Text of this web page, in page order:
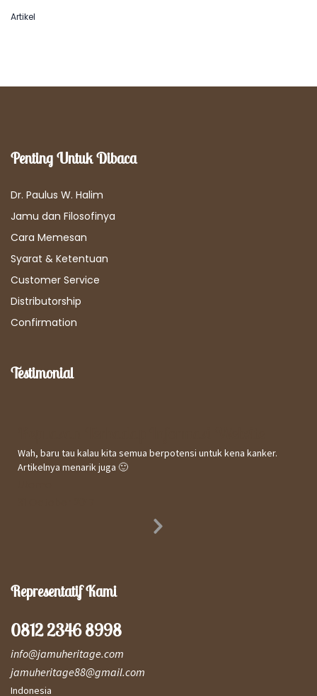
Artikel
Penting Untuk Dibaca
Dr. Paulus W. Halim
Jamu dan Filosofinya
Cara Memesan
Syarat & Ketentuan
Customer Service
Distributorship
Confirmation
Testimonial
Wah, baru tau kalau kita semua berpotensi untuk kena kanker.
Artikelnya menarik juga 🙂
Representatif Kami
0812 2346 8998
info@jamuheritage.com
jamuheritage88@gmail.com
Indonesia